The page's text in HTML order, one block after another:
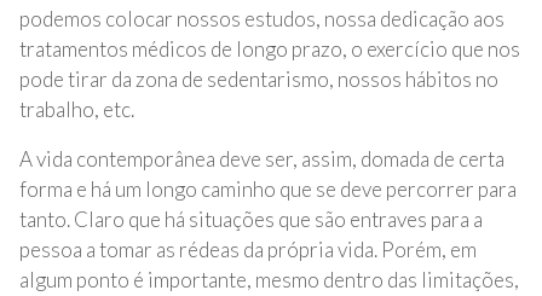
podemos colocar nossos estudos, nossa dedicação aos
tratamentos médicos de longo prazo, o exercício que nos
pode tirar da zona de sedentarismo, nossos hábitos no
trabalho, etc.
A vida contemporânea deve ser, assim, domada de certa
forma e há um longo caminho que se deve percorrer para
tanto. Claro que há situações que são entraves para a
pessoa a tomar as rédeas da própria vida. Porém, em
algum ponto é importante, mesmo dentro das limitações,